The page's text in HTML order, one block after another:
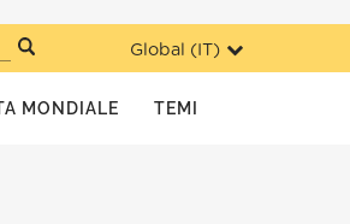
Global ( IT)
MONDIALE TEMI